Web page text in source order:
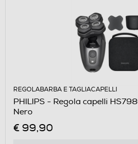
REGOLABARBA E TAGLIACAPELLI
PHILIPS - Regola capelli
Nero
€ 99,90